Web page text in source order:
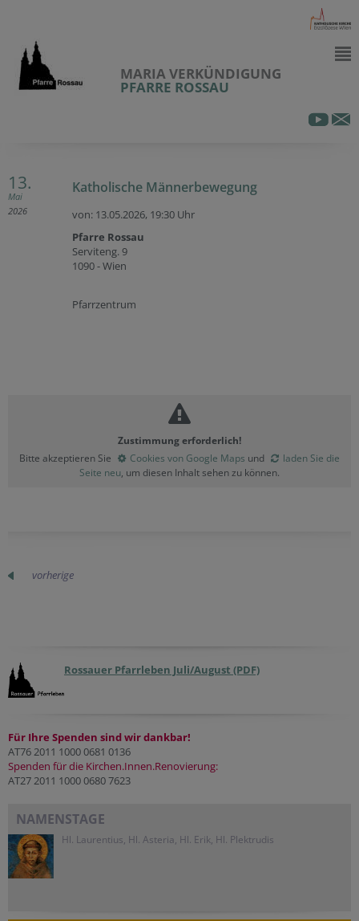
MARIA VERKÜNDIGUNG
PFARRE ROSSAU
13.
Mai
2026
Katholische Männerbewegung
von: 13.05.2026, 19:30 Uhr
Pfarre Rossau
Serviteng. 9
1090 - Wien
Pfarrzentrum
Zustimmung erforderlich!
Bitte akzeptieren Sie
Cookies von Google Maps und
laden Sie die
Seite neu, um diesen Inhalt sehen zu können.
vorherige
Rossauer Pfarrleben Juli/August (PDF)
Für Ihre Spenden sind wir dankbar!
AT76 2011 1000 0681 0136
Spenden für die Kirchen.Innen.Renovierung:
AT27 2011 1000 0680 7623
NAMENSTAGE
Hl. Laurentius, Hl. Asteria, Hl. Erik, Hl. Plektrudis